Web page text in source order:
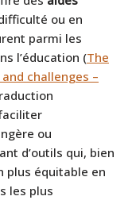
ou en
parmi les
l’éducation (The
challenges –
ou
d’outils qui, bien
plus équitable en
les plus